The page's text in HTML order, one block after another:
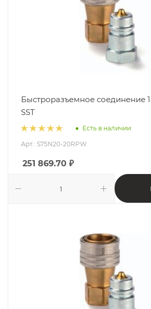
Быстроразъемное соединение 1
SST
Есть в наличии
Арт.: S75N20-20RPW
251 869.70 ₽